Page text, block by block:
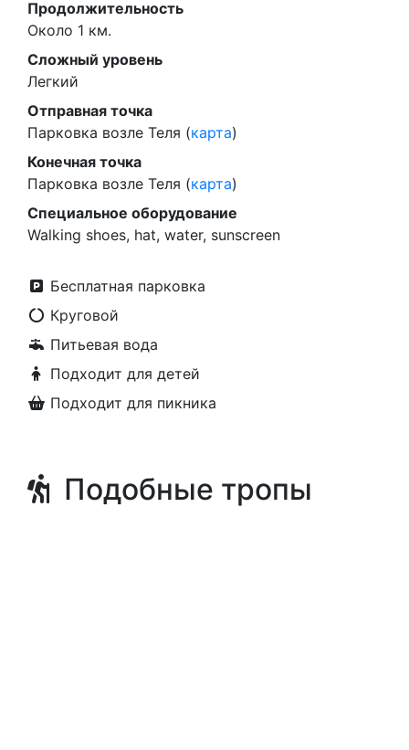
Продолжительность
Около 1 км.
Сложный уровень
Легкий
Отправная точка
Парковка возле Теля (карта)
Конечная точка
Парковка возле Теля (карта)
Специальное оборудование
Walking shoes, hat, water, sunscreen
Бесплатная парковка
Круговой
Питьевая вода
Подходит для детей
Подходит для пикника
Подобные тропы